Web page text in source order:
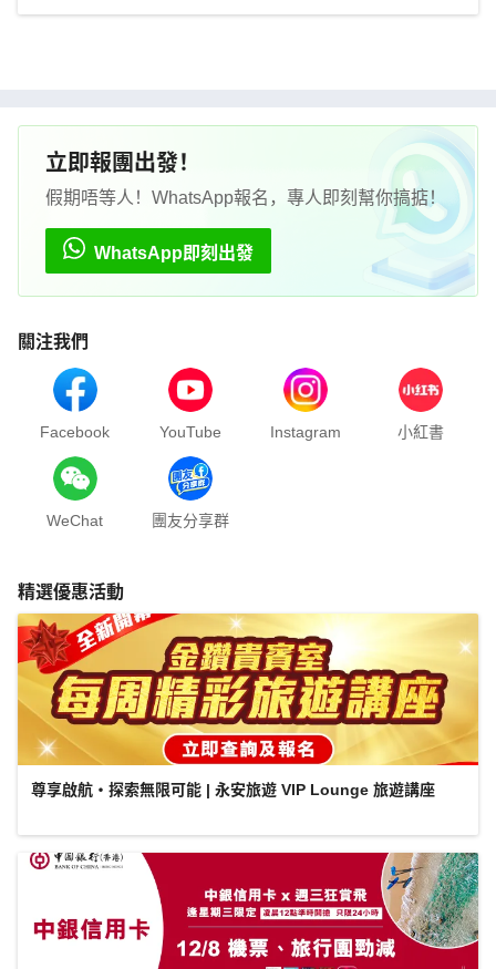
立即報團出發！
假期唔等人！WhatsApp報名，專人即刻幫你搞掂！
WhatsApp即刻出發
關注我們
Facebook YouTube Instagram 小紅書
WeChat 團友分享群
精選優惠活動
尊享啟航・探索無限可能 | 永安旅遊 VIP Lounge 旅遊講座